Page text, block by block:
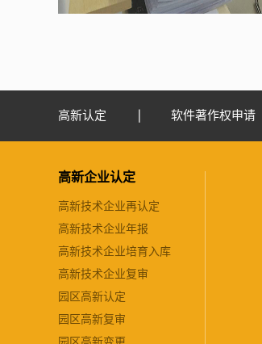
高新认定 软件著作权申请
高新企业认定
高新技术企业再认定
高新技术企业年报
高新技术企业培育入库
高新技术企业复审
园区高新认定
园区高新复审